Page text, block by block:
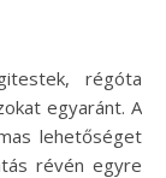
egyaránt. A
lehetőséget
révén egyre